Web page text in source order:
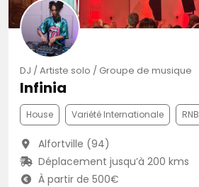
DJ / Artiste solo / Groupe de musique
Infinia
House Variété Internationale RNB
Alfortville (94)
Déplacement jusqu’à 200 kms
À partir de 500€